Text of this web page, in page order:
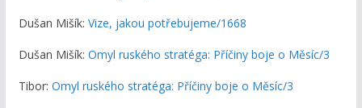
Dušan Mišík: Vize, jakou potřebujeme/1668
Dušan Mišík: Omyl ruského stratéga: Příčiny boje o Měsíc/3
Tibor: Omyl ruského stratéga: Příčiny boje o Měsíc/3